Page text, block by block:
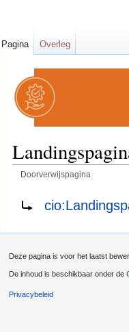
Doorverwijspagina
Doorverwijzing naar:
Pagina Overleg
Deze pagina is voor het laatst
De inhoud is beschikbaar onder de
Privacybeleid